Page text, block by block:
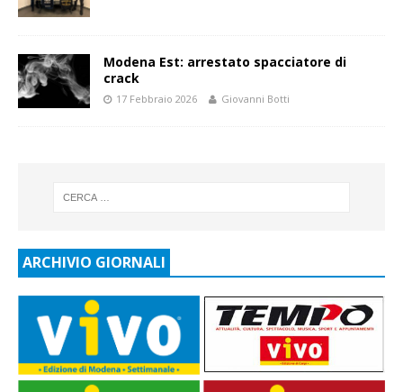
Modena Est: arrestato spacciatore di
crack
17 Febbraio 2026 Giovanni Botti
ARCHIVIO GIORNALI